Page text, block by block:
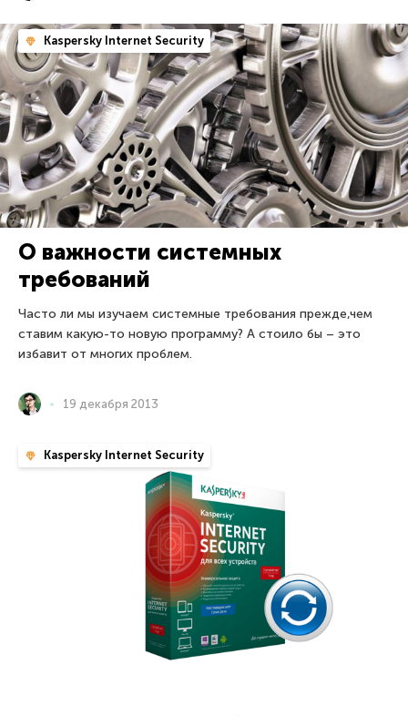
Kaspersky Internet Security
О важности системных
требований
Часто ли мы изучаем системные требования прежде,чем
ставим какую-то новую программу? А стоило бы – это
избавит от многих проблем.
19 декабря 2013
Kaspersky Internet Security